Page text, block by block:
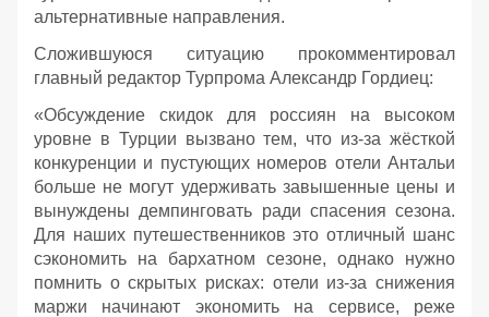
альтернативные направления.
Сложившуюся ситуацию прокомментировал
главный редактор Турпрома Александр Гордиец:
«Обсуждение скидок для россиян на высоком
уровне в Турции вызвано тем, что из-за жёсткой
конкуренции и пустующих номеров отели Антальи
больше не могут удерживать завышенные цены и
вынуждены демпинговать ради спасения сезона.
Для наших путешественников это отличный шанс
сэкономить на бархатном сезоне, однако нужно
помнить о скрытых рисках: отели из-за снижения
маржи начинают экономить на сервисе, реже